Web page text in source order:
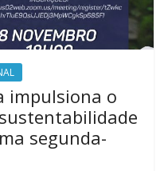
impulsiona o
segunda-